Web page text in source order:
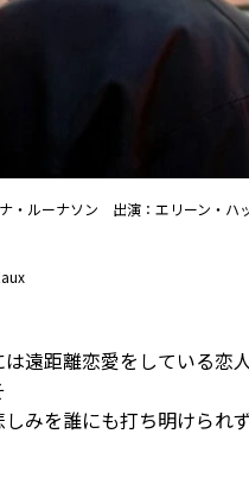
ルーナソン 出演：エリーン・ハ
遠距離恋愛をしている恋
みを誰にも打ち明けられ